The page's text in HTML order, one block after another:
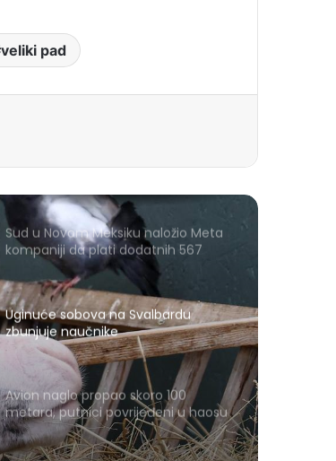
veliki pad
Sud u Novom Meksiku naložio Meta
kompaniji da plati dodatnih 567
miliona dolara zbog štete djeci
Uginuće sobova na Svalbardu
zbunjuje naučnike
Avion naglo propao skoro 100
metara, putnici povrijeđeni u haosu